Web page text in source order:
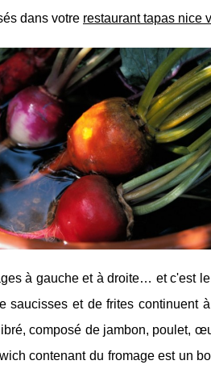
dans votre restaurant tapas nice
à gauche et à droite… et c'est
et de frites continuent
composé de jambon, poulet,
contenant du fromage est un